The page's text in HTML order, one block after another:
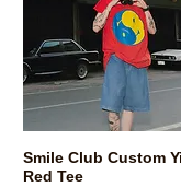
快速瀏覽
Smile Club Custom
Red Tee